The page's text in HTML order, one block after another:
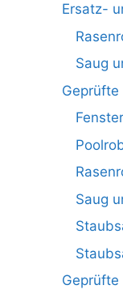
Ersatz-
Saug
Saug
Geprüfte